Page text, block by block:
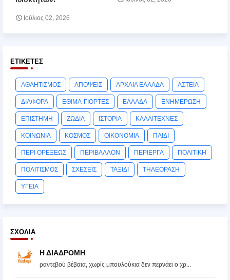
Ιούλιος 02, 2026
ΕΤΙΚΈΤΕΣ
ΑΘΛΗΤΙΣΜΟΣ ΑΠΟΨΕΙΣ ΑΡΧΑΙΑ ΕΛΛΑΔΑ ΑΣΤΕΙΑ
ΔΙΑΦΟΡΑ ΕΘΙΜΑ-ΓΙΟΡΤΕΣ ΕΛΛΑΔΑ ΕΝΗΜΕΡΩΣΗ
ΕΠΙΣΤΗΜΗ ΖΩΔΙΑ ΙΣΤΟΡΙΑ ΚΑΛΛΙΤΕΧΝΕΣ
ΚΟΙΝΩΝΙΑ ΚΟΣΜΟΣ ΟΙΚΟΝΟΜΙΑ ΠΑΙΔΙ
ΠΕΡΙ ΟΡΕΞΕΩΣ ΠΕΡΙΒΑΛΛΟΝ ΠΕΡΙΕΡΓΑ ΠΟΛΙΤΙΚΗ
ΠΟΛΙΤΙΣΜΟΣ ΣΧΕΣΕΙΣ ΤΑΞΙΔΙ ΤΗΛΕΟΡΑΣΗ
ΥΓΕΙΑ
ΣΧΌΛΙΑ
Η ΔΙΑΔΡΟΜΗ
ραντεβού βέβαια, χωρίς μπουλούκια δεν περνάει ο χρ...